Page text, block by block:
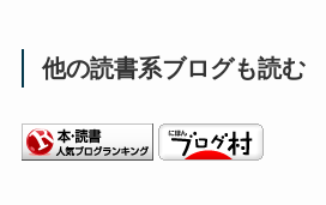
他の読書系ブログも読む